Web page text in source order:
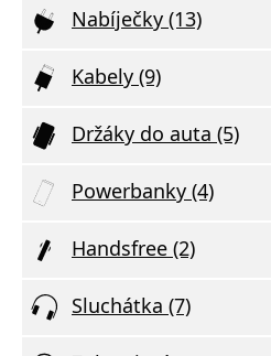
Nabíječky (13)
Kabely (9)
Držáky do auta (5)
Powerbanky (4)
Handsfree (2)
Sluchátka (7)